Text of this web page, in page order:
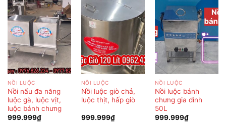
NỒI LUỘC
Nồi nấu đa năng
luộc gà, luộc vịt,
luộc bánh chưng
999.999₫
NỒI LUỘC
Nồi luộc giò chả,
luộc thịt, hấp giò
999.999₫
NỒI LUỘC
Nồi luộc bánh
chưng gia đình
50L
999.999₫